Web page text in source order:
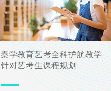
秦学教育艺考全科护航教学
针对艺考生课程规划